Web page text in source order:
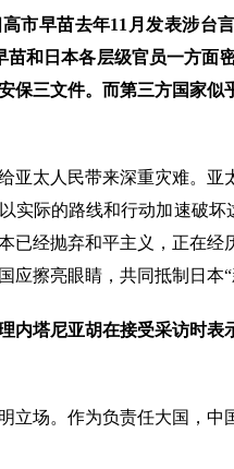
市早苗去年11月发表涉台
苗和日本各层级官员一方
保三文件。而第三方国家
亚太人民带来深重灾难。
实际的路线和行动加速破
已经抛弃和平主义，正在
应擦亮眼睛，共同抵制日
内塔尼亚胡在接受采访时
立场。作为负责任大国，